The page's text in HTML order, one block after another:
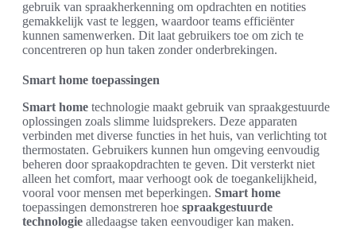
gebruik van spraakherkenning om opdrachten en notities
gemakkelijk vast te leggen, waardoor teams efficiënter
kunnen samenwerken. Dit laat gebruikers toe om zich te
concentreren op hun taken zonder onderbrekingen.
Smart home toepassingen
Smart home technologie maakt gebruik van spraakgestuurde
oplossingen zoals slimme luidsprekers. Deze apparaten
verbinden met diverse functies in het huis, van verlichting tot
thermostaten. Gebruikers kunnen hun omgeving eenvoudig
beheren door spraakopdrachten te geven. Dit versterkt niet
alleen het comfort, maar verhoogt ook de toegankelijkheid,
vooral voor mensen met beperkingen. Smart home
toepassingen demonstreren hoe spraakgestuurde
technologie alledaagse taken eenvoudiger kan maken.